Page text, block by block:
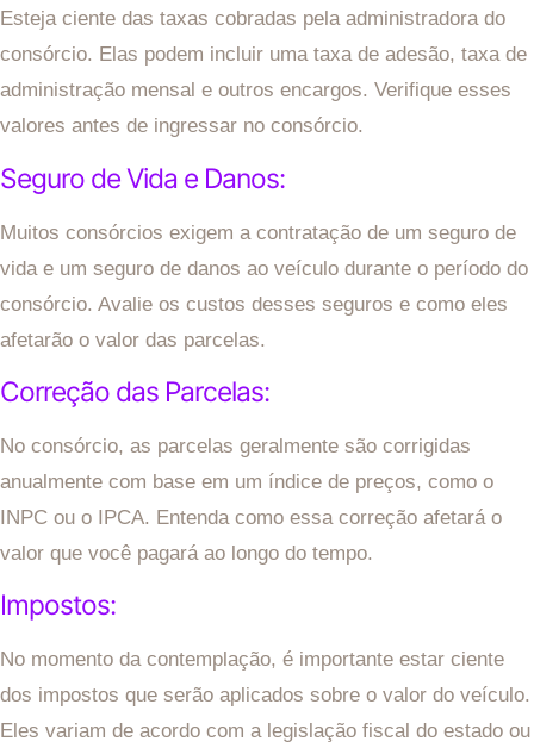
Esteja ciente das taxas cobradas pela administradora do
consórcio. Elas podem incluir uma taxa de adesão, taxa de
administração mensal e outros encargos. Verifique esses
valores antes de ingressar no consórcio.
Seguro de Vida e Danos:
Muitos consórcios exigem a contratação de um seguro de
vida e um seguro de danos ao veículo durante o período do
consórcio. Avalie os custos desses seguros e como eles
afetarão o valor das parcelas.
Correção das Parcelas:
No consórcio, as parcelas geralmente são corrigidas
anualmente com base em um índice de preços, como o
INPC ou o IPCA. Entenda como essa correção afetará o
valor que você pagará ao longo do tempo.
Impostos:
No momento da contemplação, é importante estar ciente
dos impostos que serão aplicados sobre o valor do veículo.
Eles variam de acordo com a legislação fiscal do estado ou